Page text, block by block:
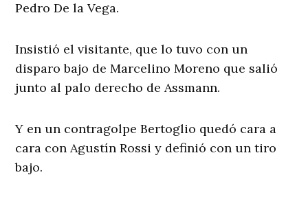
Pedro De la Vega.
Insistió el visitante, que lo tuvo con un
disparo bajo de Marcelino Moreno que salió
junto al palo derecho de Assmann.
Y en un contragolpe Bertoglio quedó cara a
cara con Agustín Rossi y definió con un tiro
bajo.